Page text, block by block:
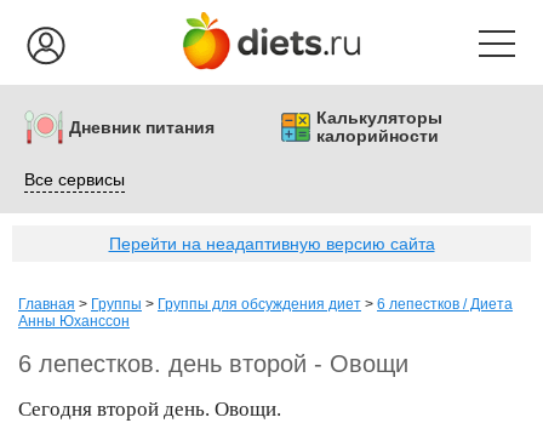
Дневник питания
Калькуляторы
калорийности
Все сервисы
Перейти на неадаптивную версию сайта
Главная > Группы > Группы для обсуждения диет > 6 лепестков / Диета
Анны Юханссон
6 лепестков. день второй - Овощи
Сегодня второй день. Овощи.